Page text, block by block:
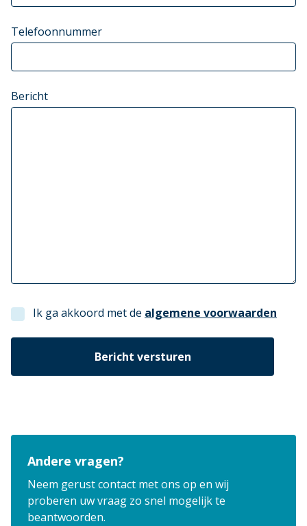
Telefoonnummer
Bericht
Ik ga akkoord met de algemene voorwaarden
Andere vragen?
Neem gerust contact met ons op en wij
proberen uw vraag zo snel mogelijk te
beantwoorden.